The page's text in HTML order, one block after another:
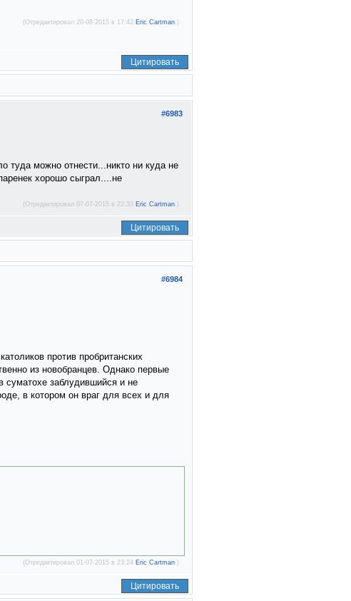
(Отредактировал 20-08-2015 в 17:42 Eric Cartman .)
Цитировать
#6983
туда можно отнести...никто ни куда не
хорошо сыграл....не
(Отредактировал 07-07-2015 в 22:33 Eric Cartman.)
Цитировать
#6984
против пробританских
из новобранцев. Однако первые
суматохе заблудившийся и не
в котором он враг для всех и для
(Отредактировал 01-07-2015 в 23:24 Eric Cartman .)
Цитировать